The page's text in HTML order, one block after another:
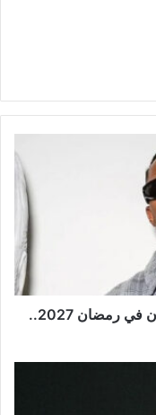
أول أزمة تضرب مسلسل محمد رمضان في رمضان 2027..